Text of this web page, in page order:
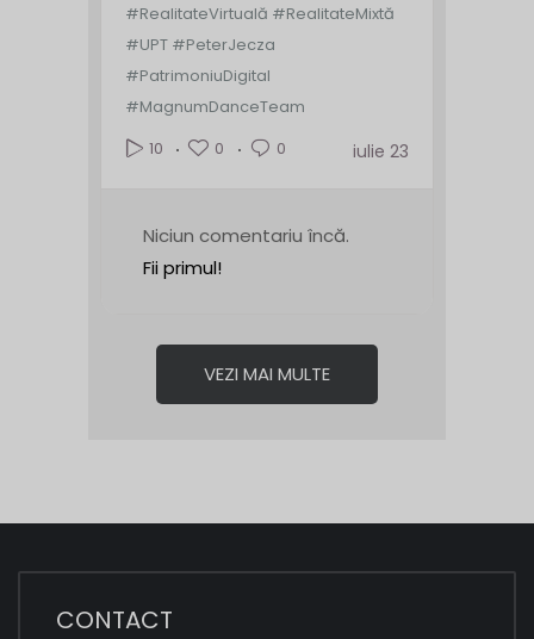
#RealitateVirtuală #RealitateMixtă
#UPT #PeterJecza
#PatrimoniuDigital
#MagnumDanceTeam
10
0 0 iulie 23
Niciun comentariu încă.
Fii primul!
VEZI MAI MULTE
CONTACT